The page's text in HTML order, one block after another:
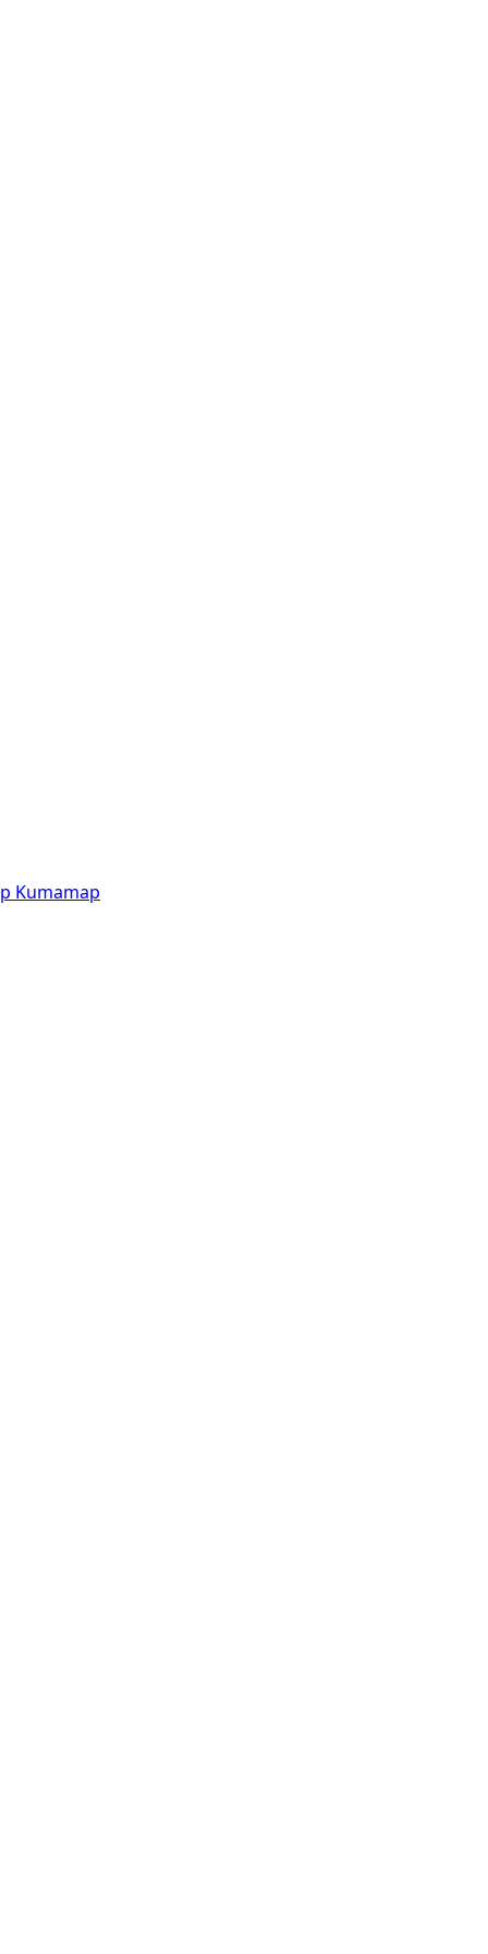
Kumamap